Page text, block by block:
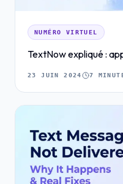
NUMÉRO VIRTUEL
TextNow expliqué :
23 JUIN 2024 7